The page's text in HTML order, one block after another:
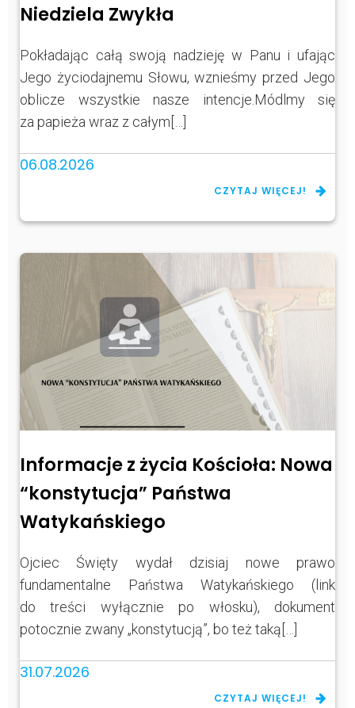
Niedziela Zwykła
Pokładając całą swoją nadzieję w Panu i ufając
Jego życiodajnemu Słowu, wznieśmy przed Jego
oblicze wszystkie nasze intencje.Módlmy się
za papieża wraz z całym[…]
06.08.2026
CZYTAJ WIĘCEJ!
Informacje z życia Kościoła: Nowa
“konstytucja” Państwa
Watykańskiego
Ojciec Święty wydał dzisiaj nowe prawo
fundamentalne Państwa Watykańskiego (link
do treści wyłącznie po włosku), dokument
potocznie zwany „konstytucją”, bo też taką[…]
31.07.2026
CZYTAJ WIĘCEJ!